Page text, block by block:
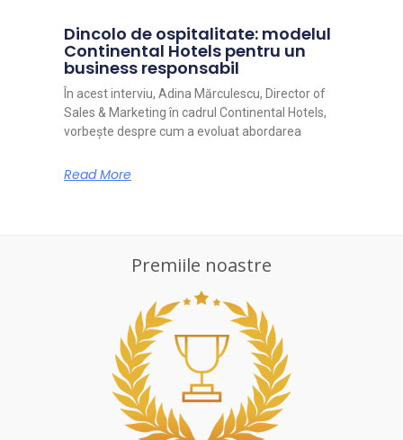
Dincolo de ospitalitate: modelul
Continental Hotels pentru un
business responsabil
În acest interviu, Adina Mărculescu, Director of
Sales & Marketing în cadrul Continental Hotels,
vorbește despre cum a evoluat abordarea
Read More
Premiile noastre